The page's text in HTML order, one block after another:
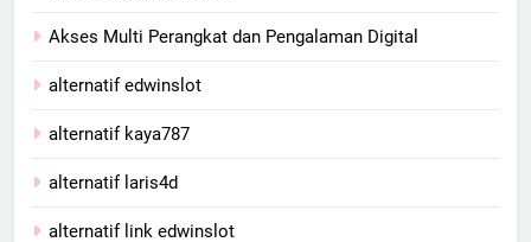
Akses Multi Perangkat dan Pengalaman Digital
alternatif edwinslot
alternatif kaya787
alternatif laris4d
alternatif link edwinslot